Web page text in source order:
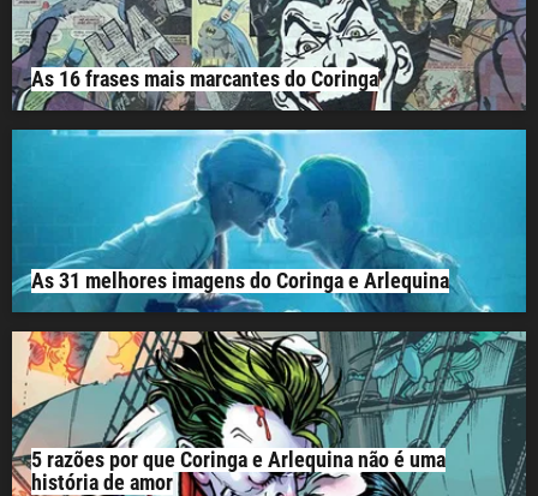
As 16 frases mais marcantes do Coringa
As 31 melhores imagens do Coringa e Arlequina
5 razões por que Coringa e Arlequina não é uma
história de amor